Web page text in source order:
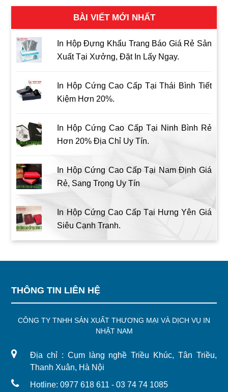
BÀI VIẾT MỚI NHẤT
In Hộp Đựng Khẩu Trang Báo Giá Rẻ Sản
Xuất Tại Xưởng, Đặt In Lấy Ngay.
In Hộp Cứng Cao Cấp Tại Thái Bình Tiết
Kiệm Hơn 20%.
In Hộp Cứng Cao Cấp Tại Ninh Bình Rẻ
Hơn 20% Địa Chỉ Uy Tín.
In Hộp Cứng Cao Cấp Tại Nam Định Giá
Rẻ, Sang Trọng Uy Tín
In Hộp Cứng Cao Cấp Tại Hưng Yên Giá
Siêu Cạnh Tranh.
THÔNG TIN LIÊN HỆ
CÔNG TY TNHH SẢN XUẤT THƯƠNG MẠI VÀ DỊCH VỤ IN
NHẬT NAM
Địa chỉ : Cụm làng nghề Triều Khúc, Tân Triều,
Thanh Xuân, Hà Nội
Hotline: 0977 618 611 - 03 74 74 1085